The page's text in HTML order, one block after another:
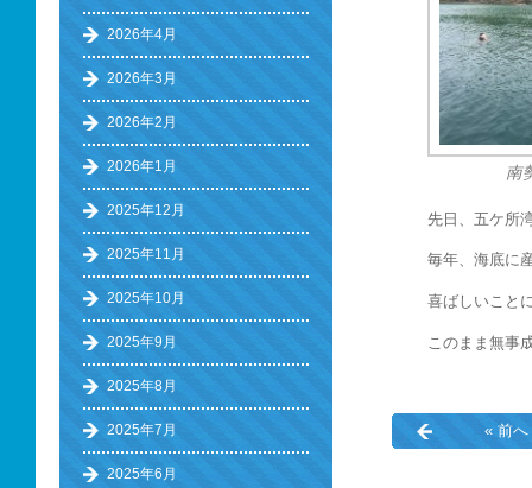
南
先日、五ケ所
毎年、海底に
喜ばしいこと
このまま無事
« 前へ
2026年4月
2026年3月
2026年2月
2026年1月
2025年12月
2025年11月
2025年10月
2025年9月
2025年8月
2025年7月
2025年6月